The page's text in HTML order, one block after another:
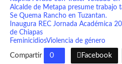
Alcalde de Metapa presume trabajo
Se Quema Rancho en Tuzantan.
Inaugura REC Jornada Académica
de Chiapas
FeminicidiosViolencia de género
Compartir 0 Facebook